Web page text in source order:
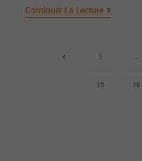
Continuer La Lecture
1 …
15 16